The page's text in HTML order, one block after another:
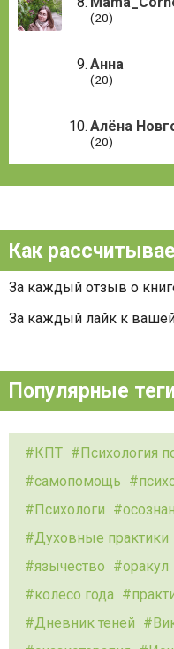
(20)
Анна
(20)
Алёна
(20)
Как
За каждый отзыв о
За каждый лайк к вашей
Популярные
КПТ Психология
самопомощь
Психологи
Духовные практики
язычество
оракул
колесо года
Дневник теней